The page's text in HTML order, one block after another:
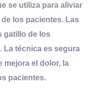
se utiliza para aliviar
los pacientes. Las
gatillo de los
La técnica es segura
mejora el dolor, la
pacientes.